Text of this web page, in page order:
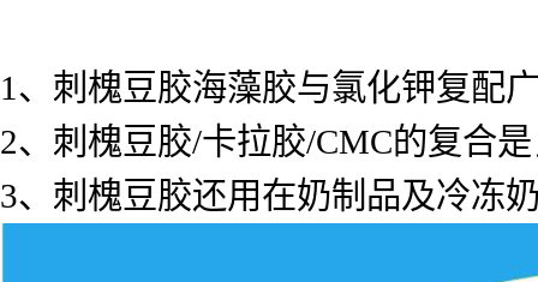
1、刺槐豆胶海藻胶与氯化钾复配
2、刺槐豆胶/卡拉胶/CMC的复合
3、刺槐豆胶还用在奶制品及冷冻